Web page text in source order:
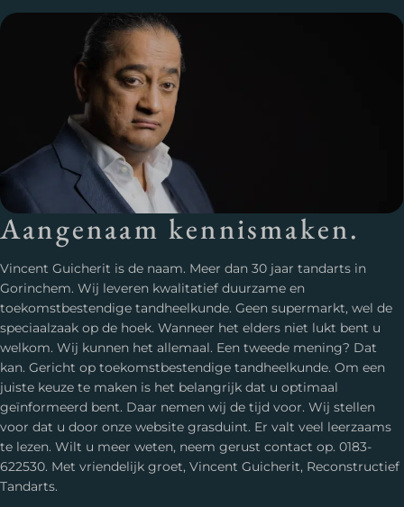
Aangenaam kennismaken.
Vincent Guicherit is de naam. Meer dan 30 jaar tandarts in
Gorinchem. Wij leveren kwalitatief duurzame en
toekomstbestendige tandheelkunde. Geen supermarkt, wel de
speciaalzaak op de hoek. Wanneer het elders niet lukt bent u
welkom. Wij kunnen het allemaal. Een tweede mening? Dat
kan. Gericht op toekomstbestendige tandheelkunde. Om een
juiste keuze te maken is het belangrijk dat u optimaal
geïnformeerd bent. Daar nemen wij de tijd voor. Wij stellen
voor dat u door onze website grasduint. Er valt veel leerzaams
te lezen. Wilt u meer weten, neem gerust contact op. 0183-
622530. Met vriendelijk groet, Vincent Guicherit, Reconstructief
Tandarts.